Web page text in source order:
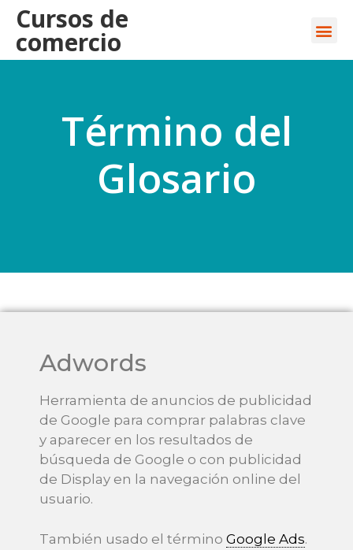
Cursos de
comercio
Término del
Glosario
Adwords
Herramienta de anuncios de publicidad
de Google para comprar palabras clave
y aparecer en los resultados de
búsqueda de Google o con publicidad
de Display en la navegación online del
usuario.
También usado el término Google Ads.